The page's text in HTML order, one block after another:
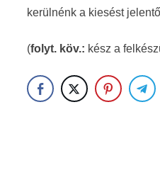
kerülnénk a kiesést
(folyt. köv.: kész a